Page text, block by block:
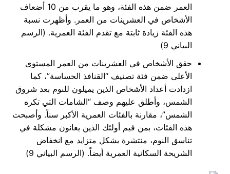
العمر ضمن هذه الفئة، وهو ما يقرب من 10 أضعاف
الأشخاص في العشرينات من العمر. وأظهرت نسبة
هذه الفئة زيادة ثابتة مع تقدم الفئة العمرية. (الرسم
البياني 9)
حقق الأشخاص في العشرينات من العمر المستوى
الأعلى ضمن فئة تصنيف “القنافذ الحساسة”، كما
ازدادت أعداد الأشخاص الذين يميلون للنوم بعد شروق
الشمس، وأطلق عليهم وصف “الشامات التي تكره
الشمس”، مقارنة بالفئات العمرية الأكبر سناً. وأصبحت
هذه الفئات، بمن فيم أولئك الذين يعانون مشكلة في
تناسق النوم، منتشرة بشكل متزايد مع انخفاض
الشريحة السكانية العمرية أيضاً. (الرسم البياني 9)